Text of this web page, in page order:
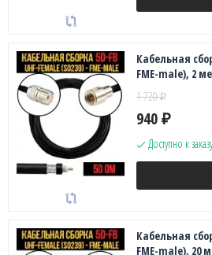
Кабельная
FME-male), 2
1 720₽
940 ₽
Доступно к заказу
Кабельная
FME-male), 20